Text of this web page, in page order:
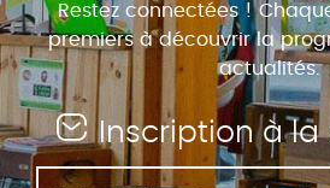
Restez connectées !
premiers à découvrir la
actualités.
Inscription à